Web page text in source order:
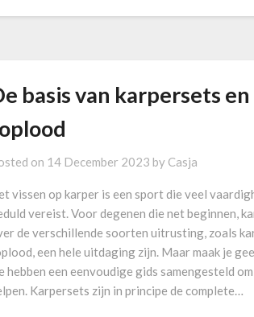
basis van karpersets en
on 14 December 2023 by Casja
vissen op karper is een sport die veel
vereist. Voor degenen die net beginnen,
de verschillende soorten uitrusting, zoals
een hele uitdaging zijn. Maar maak je
hebben een eenvoudige gids samengesteld
Karpersets zijn in principe de complete…